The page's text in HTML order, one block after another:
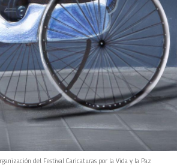
del Festival Caricaturas por la Vida y la Paz